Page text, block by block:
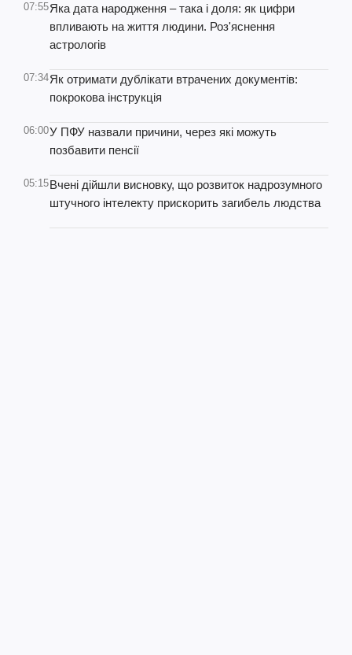
07:55Яка дата народження – така і доля: як цифри
впливають на життя людини. Роз'яснення
астрологів
07:34Як отримати дублікати втрачених документів:
покрокова інструкція
06:00У ПФУ назвали причини, через які можуть
позбавити пенсії
05:15Вчені дійшли висновку, що розвиток надрозумного
штучного інтелекту прискорить загибель людства